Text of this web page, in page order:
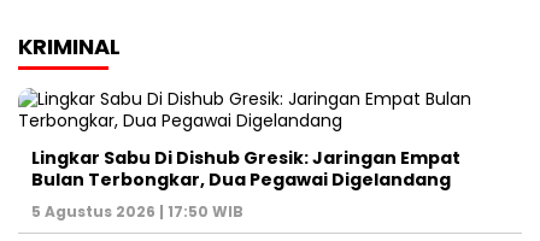
KRIMINAL
Lingkar Sabu Di Dishub Gresik: Jaringan Empat
Bulan Terbongkar, Dua Pegawai Digelandang